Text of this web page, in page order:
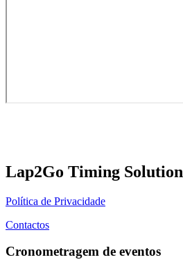
Lap2Go Timing Solution
Política de Privacidade
Contactos
Cronometragem de eventos